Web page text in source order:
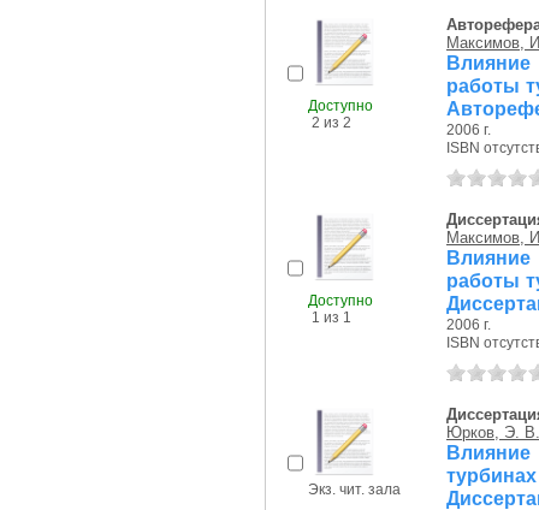
Доступно
2 из 2
Максимов,
Влияние
работы
2006 г.
ISBN
Доступно
1 из 1
Максимов,
Влияние
работы
2006 г.
ISBN
Экз. чит. зала
Юрков, Э. В.